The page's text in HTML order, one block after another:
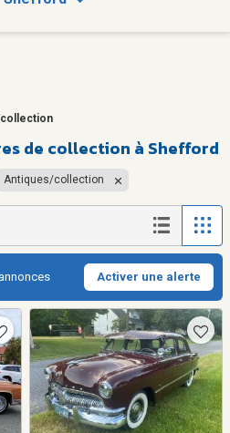
de collection à Shefford
Antiques/collection
Activer une alerte